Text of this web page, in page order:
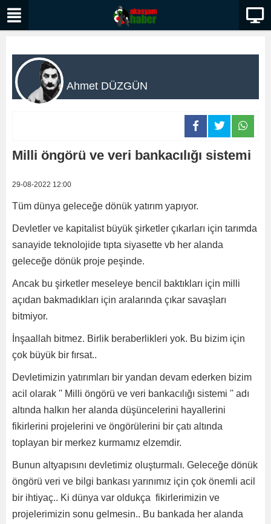
Ahmet DÜZGÜN
Milli öngörü ve veri bankacılığı sistemi
29-08-2022 12:00
Tüm dünya geleceğe dönük yatırım yapıyor.
Devletler ve kapitalist büyük şirketler çıkarları için tarımda
sanayide teknolojide tıpta siyasette vb her alanda
geleceğe dönük proje peşinde.
Ancak bu şirketler meseleye bencil baktıkları için milli
açıdan bakmadıkları için aralarında çıkar savaşları
bitmiyor.
İnşaallah bitmez. Birlik beraberlikleri yok. Bu bizim için
çok büyük bir fırsat..
Devletimizin yatırımları bir yandan devam ederken bizim
acil olarak '' Milli öngörü ve veri bankacılığı sistemi '' adı
altında halkın her alanda düşüncelerini hayallerini
fikirlerini projelerini ve öngörülerini bir çatı altında
toplayan bir merkez kurmamız elzemdir.
Bunun altyapısını devletimiz oluşturmalı. Geleceğe dönük
öngörü veri ve bilgi bankası yarınımız için çok önemli acil
bir ihtiyaç.. Ki dünya var oldukça fikirlerimizin ve
projelerimizin sonu gelmesin.. Bu bankada her alanda